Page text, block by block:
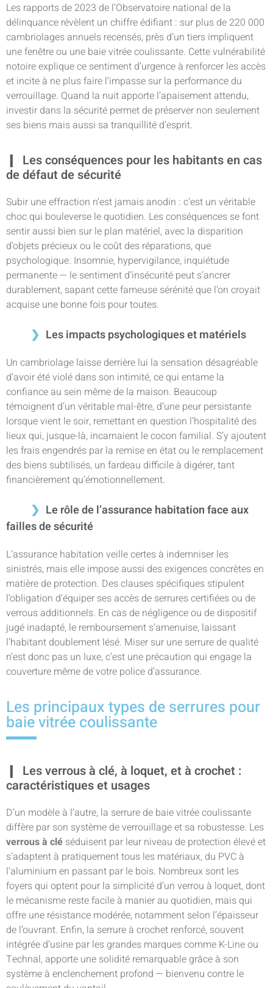
Les rapports de 2023 de l’Observatoire national de la
délinquance révèlent un chiffre édifiant : sur plus de 220 000
cambriolages annuels recensés, près d’un tiers impliquent
une fenêtre ou une baie vitrée coulissante. Cette vulnérabilité
notoire explique ce sentiment d’urgence à renforcer les accès
et incite à ne plus faire l’impasse sur la performance du
verrouillage. Quand la nuit apporte l’apaisement attendu,
investir dans la sécurité permet de préserver non seulement
ses biens mais aussi sa tranquillité d’esprit.
Les conséquences pour les habitants en cas
de défaut de sécurité
Subir une effraction n’est jamais anodin : c’est un véritable
choc qui bouleverse le quotidien. Les conséquences se font
sentir aussi bien sur le plan matériel, avec la disparition
d’objets précieux ou le coût des réparations, que
psychologique. Insomnie, hypervigilance, inquiétude
permanente — le sentiment d’insécurité peut s’ancrer
durablement, sapant cette fameuse sérénité que l’on croyait
acquise une bonne fois pour toutes.
Les impacts psychologiques et matériels
Un cambriolage laisse derrière lui la sensation désagréable
d’avoir été violé dans son intimité, ce qui entame la
confiance au sein même de la maison. Beaucoup
témoignent d’un véritable mal-être, d’une peur persistante
lorsque vient le soir, remettant en question l’hospitalité des
lieux qui, jusque-là, incarnaient le cocon familial. S’y ajoutent
les frais engendrés par la remise en état ou le remplacement
des biens subtilisés, un fardeau difficile à digérer, tant
financièrement qu’émotionnellement.
Le rôle de l’assurance habitation face aux
failles de sécurité
L’assurance habitation veille certes à indemniser les
sinistrés, mais elle impose aussi des exigences concrètes en
matière de protection. Des clauses spécifiques stipulent
l’obligation d’équiper ses accès de serrures certifiées ou de
verrous additionnels. En cas de négligence ou de dispositif
jugé inadapté, le remboursement s’amenuise, laissant
l’habitant doublement lésé. Miser sur une serrure de qualité
n’est donc pas un luxe, c’est une précaution qui engage la
couverture même de votre police d’assurance.
Les principaux types de serrures pour
baie vitrée coulissante
Les verrous à clé, à loquet, et à crochet :
caractéristiques et usages
D’un modèle à l’autre, la serrure de baie vitrée coulissante
diffère par son système de verrouillage et sa robustesse. Les
verrous à clé séduisent par leur niveau de protection élevé et
s’adaptent à pratiquement tous les matériaux, du PVC à
l’aluminium en passant par le bois. Nombreux sont les
foyers qui optent pour la simplicité d’un verrou à loquet, dont
le mécanisme reste facile à manier au quotidien, mais qui
offre une résistance modérée, notamment selon l’épaisseur
de l’ouvrant. Enfin, la serrure à crochet renforcé, souvent
intégrée d’usine par les grandes marques comme K-Line ou
Technal, apporte une solidité remarquable grâce à son
système à enclenchement profond — bienvenu contre le